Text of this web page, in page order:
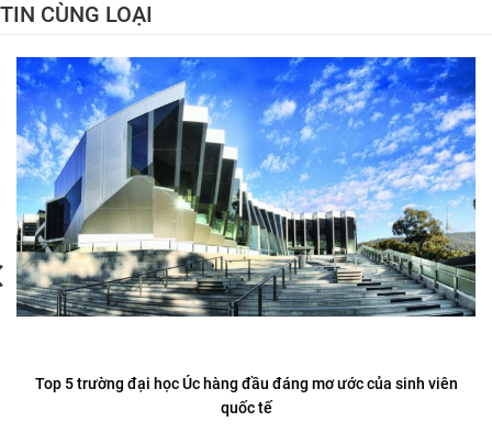
TIN CÙNG LOẠI
Top 5 trường đại học Úc hàng đầu đáng mơ ước của sinh viên
quốc tế